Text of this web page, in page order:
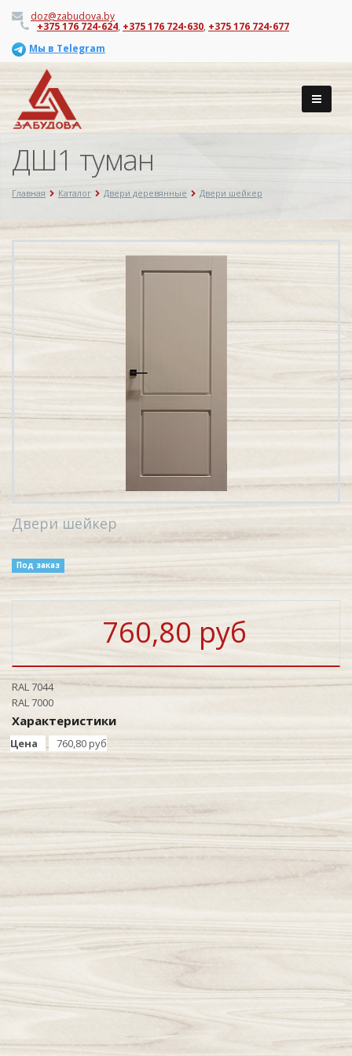
doz@zabudova.by
+375 176 724-624, +375 176 724-630, +375 176 724-677
Мы в Telegram
ДШ1 туман
Главная Каталог Двери деревянные Двери шейкер
Двери шейкер
Под заказ
760,80 руб
RAL 7044
RAL 7000
Характеристики
Цена 760,80 руб